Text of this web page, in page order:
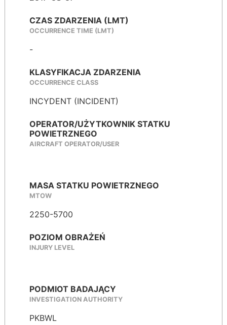
CZAS ZDARZENIA (LMT)
OCCURRENCE TIME (LMT)
-
KLASYFIKACJA ZDARZENIA
OCCURRENCE CLASS
INCYDENT (INCIDENT)
OPERATOR/UŻYTKOWNIK STATKU
POWIETRZNEGO
AIRCRAFT OPERATOR/USER
MASA STATKU POWIETRZNEGO
MTOW
2250-5700
POZIOM OBRAŻEŃ
INJURY LEVEL
PODMIOT BADAJĄCY
INVESTIGATION AUTHORITY
PKBWL